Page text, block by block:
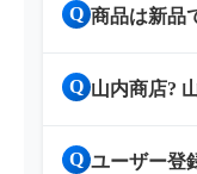
Q 商品は新品
Q 山内商店?
Q ユーザー登